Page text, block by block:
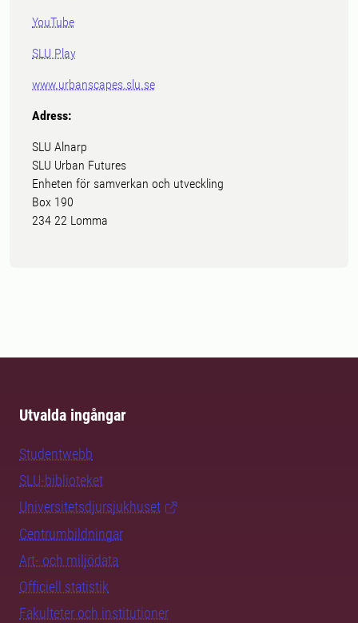
YouTube
SLU Play
www.urbanscapes.slu.se
Adress:
SLU Alnarp
SLU Urban Futures
Enheten för samverkan och utveckling
Box 190
234 22 Lomma
Utvalda ingångar
Studentwebb
SLU-biblioteket
Universitetsdjursjukhuset
Centrumbildningar
Art- och miljödata
Officiell statistik
Fakulteter och institutioner